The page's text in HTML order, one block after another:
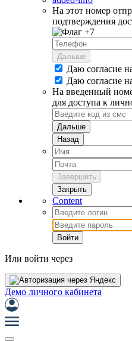
На этот номер
подтверждения
+7
Дальше
Даю согласие
Даю согласие
На введенный
для доступа к
Дальше
Назад
Завершить
Закрыть
Content
Войти
Или войти через
Демо личного кабинета